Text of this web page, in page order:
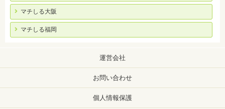
マチしる大阪
マチしる福岡
運営会社
お問い合わせ
個人情報保護